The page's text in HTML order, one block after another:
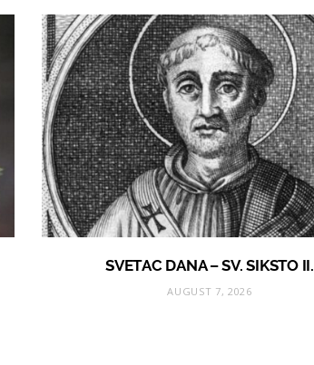
SVETAC DANA – SV. SIKSTO II.
AUGUST 7, 2026